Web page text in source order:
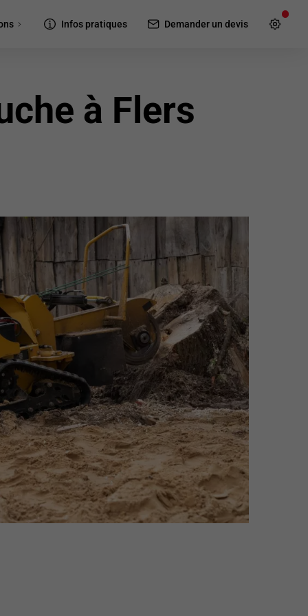
Infos pratiques Demander un devis
à Flers